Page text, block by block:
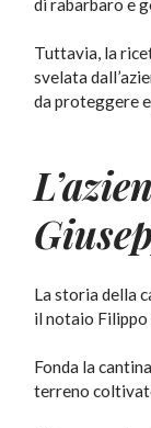
Tuttavia, la
svelata
da proteggere
La storia della
il notaio Filippo
Fonda la
terreno